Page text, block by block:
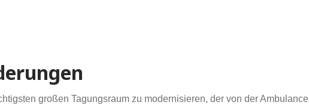
großen Tagungsraum zu modernisieren, der von der Ambulance